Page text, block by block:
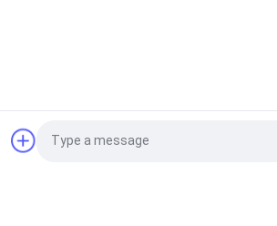
Μόνα Εξεταστικά
Φω'τα Έκτακτης
Αίτηση κράτησης